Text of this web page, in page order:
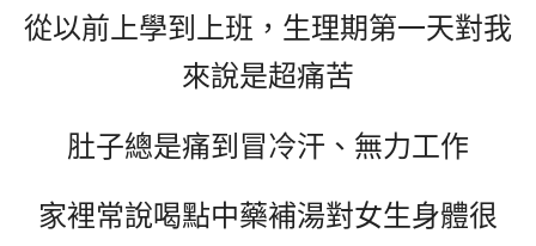
從以前上學到上班，生理期第一天對我
來說是超痛苦
肚子總是痛到冒冷汗、無力工作
家裡常說喝點中藥補湯對女生身體很